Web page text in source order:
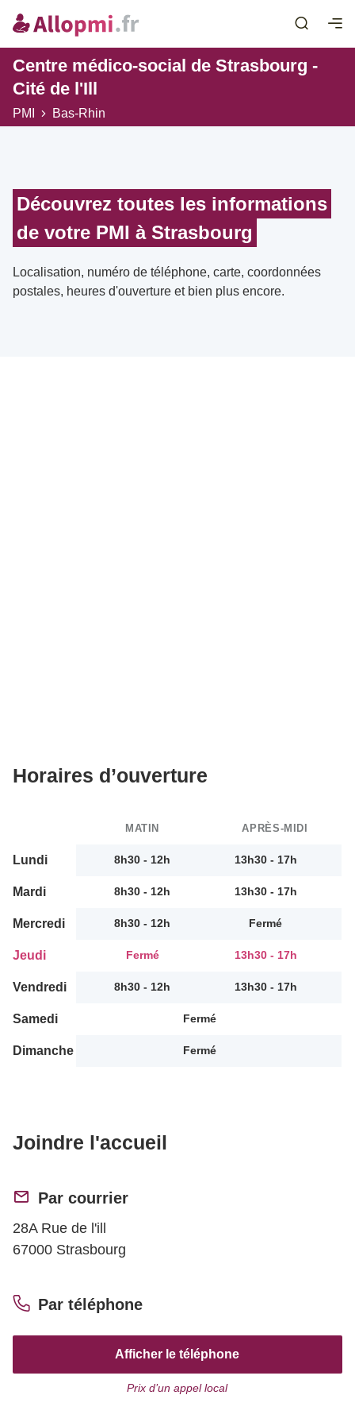
Centre médico-social de Strasbourg -
Cité de l'Ill
PMI Bas-Rhin
Découvrez toutes les informations
de votre PMI à Strasbourg
Localisation, numéro de téléphone, carte, coordonnées
postales, heures d'ouverture et bien plus encore.
Horaires d’ouverture
MATIN APRÈS-MIDI
Lundi 8h30 - 12h 13h30 - 17h
Mardi 8h30 - 12h 13h30 - 17h
Mercredi 8h30 - 12h Fermé
Jeudi Fermé 13h30 - 17h
Vendredi 8h30 - 12h 13h30 - 17h
Samedi Fermé
Dimanche Fermé
Joindre l'accueil
Par courrier
28A Rue de l'ill
67000 Strasbourg
Par téléphone
Afficher le téléphone
Prix d’un appel local